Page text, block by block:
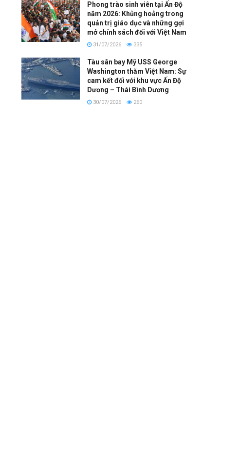
Phong trào sinh viên tại Ấn Độ
năm 2026: Khủng hoảng trong
quản trị giáo dục và những gợi
mở chính sách đối với Việt Nam
31/07/2026 335
Tàu sân bay Mỹ USS George
Washington thăm Việt Nam: Sự
cam kết đối với khu vực Ấn Độ
Dương – Thái Bình Dương
30/07/2026 260